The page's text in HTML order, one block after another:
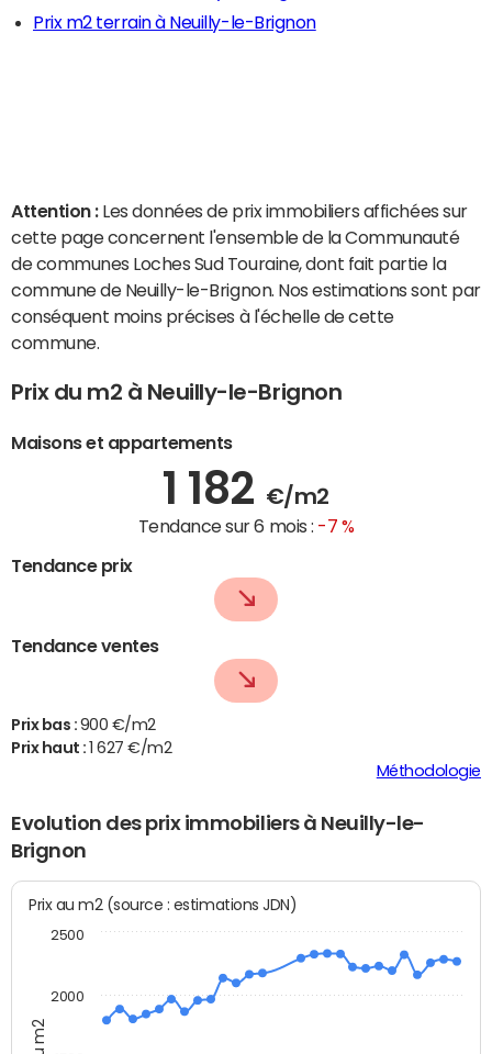
Prix m2 terrain à Neuilly-le-Brignon
Attention : Les données de prix immobiliers affichées sur
cette page concernent l'ensemble de la Communauté
de communes Loches Sud Touraine, dont fait partie la
commune de Neuilly-le-Brignon. Nos estimations sont par
conséquent moins précises à l'échelle de cette
commune.
Prix du m2 à Neuilly-le-Brignon
Maisons et appartements
1 182 €/m2
Tendance sur 6 mois : -7 %
Tendance prix
Tendance ventes
Prix bas : 900 €/m2
Prix haut :
1 627 €/m2
Méthodologie
Evolution des prix immobiliers à Neuilly-le-
Brignon
Prix au m2 (source : estimations JDN)
2000
2500